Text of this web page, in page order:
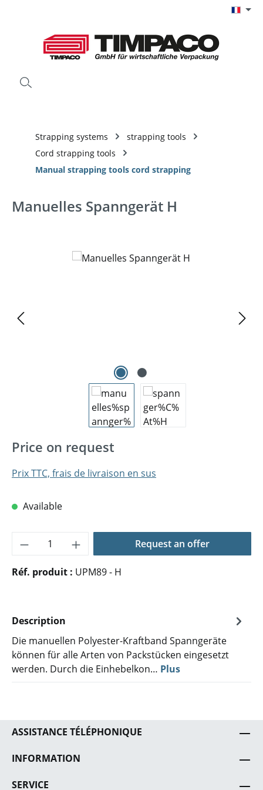
Strapping systems
strapping tools
Cord strapping tools
Manual strapping tools cord strapping
Manuelles Spanngerät H
Ignorer la galerie d'images
Price on request
Prix TTC, frais de livraison en sus
Available
Quantité de produit : Entrez la
Request an offer
Réf. produit : UPM89 - H
Description
Die manuellen Polyester-Kraftband Spanngeräte
können für alle Arten von Packstücken eingesetzt
werden. Durch die Einhebelkon… Plus
ASSISTANCE TÉLÉPHONIQUE
INFORMATION
SERVICE